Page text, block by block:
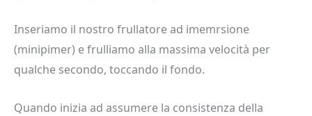
Inseriamo il nostro frullatore ad imemrsione
(minipimer) e frulliamo alla massima velocità per
qualche secondo, toccando il fondo.
Quando inizia ad assumere la consistenza della